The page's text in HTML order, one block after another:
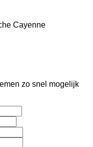
Cayenne
zo snel mogelijk